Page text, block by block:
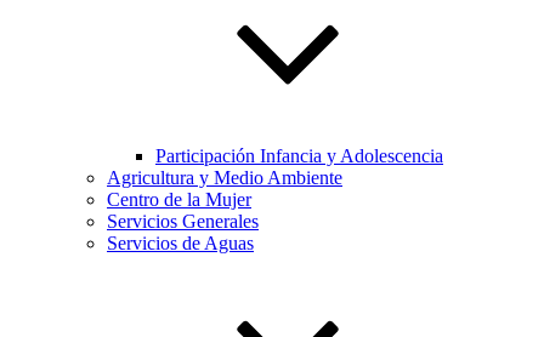
Participación Infancia y Adolescencia
Agricultura y Medio Ambiente
Centro de la Mujer
Servicios Generales
Servicios de Aguas